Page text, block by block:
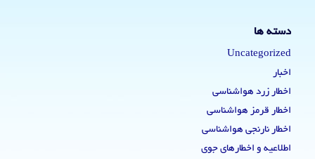
دسته ها
Uncategorized
اخبار
اخطار زرد هواشناسی
اخطار قرمز هواشناسی
اخطار نارنجی هواشناسی
اطلاعیه و اخطارهای جوی